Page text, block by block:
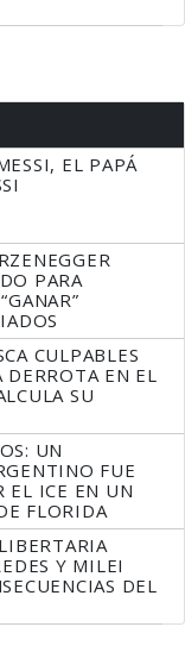
EL PAPÁ
PARA
CULPABLES
DERROTA EN EL
SU
UN
FUE
EL ICE EN UN
FLORIDA
Y MILEI
DEL